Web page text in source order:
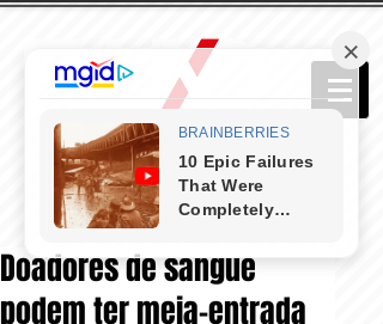
Doadores de sangue
podem ter meia-entrada